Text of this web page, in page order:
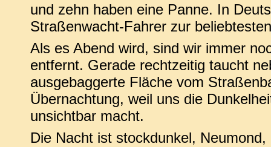
und zehn haben eine Panne. In
Straßenwacht-Fahrer zur
Als es Abend wird, sind wir immer
entfernt. Gerade rechtzeitig taucht
ausgebaggerte Fläche vom
Übernachtung, weil uns die
unsichtbar macht.
Die Nacht ist stockdunkel,